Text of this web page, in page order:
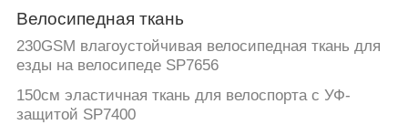
Велосипедная ткань
230GSM влагоустойчивая велосипедная ткань для
езды на велосипеде SP7656
150см эластичная ткань для велоспорта с УФ-
защитой SP7400